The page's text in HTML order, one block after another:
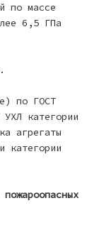
по массе
6,5 ГПа
по ГОСТ
категории
агрегаты
категории